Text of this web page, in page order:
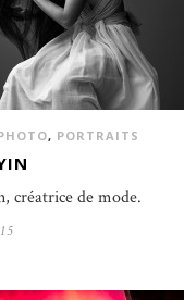
, PORTRAITS
créatrice de mode.